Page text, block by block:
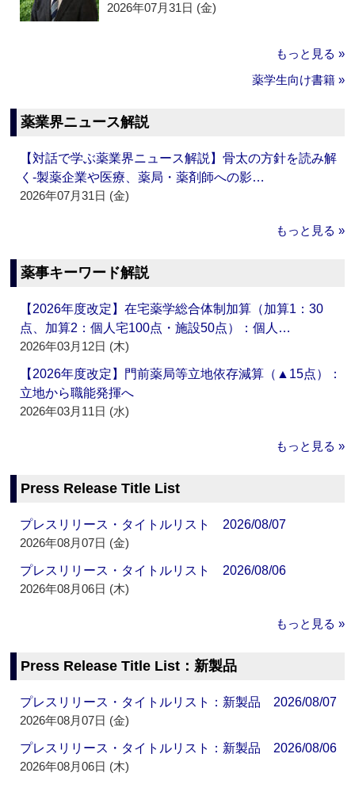
2026年07月31日 (金)
もっと見る »
薬学生向け書籍 »
薬業界ニュース解説
【対話で学ぶ薬業界ニュース解説】骨太の方針を読み解
く‐製薬企業や医療、薬局・薬剤師への影…
2026年07月31日 (金)
もっと見る »
薬事キーワード解説
【2026年度改定】在宅薬学総合体制加算（加算1：30
点、加算2：個人宅100点・施設50点）：個人…
2026年03月12日 (木)
【2026年度改定】門前薬局等立地依存減算（▲15点）：
立地から職能発揮へ
2026年03月11日 (水)
もっと見る »
Press Release Title List
プレスリリース・タイトルリスト 2026/08/07
2026年08月07日 (金)
プレスリリース・タイトルリスト 2026/08/06
2026年08月06日 (木)
もっと見る »
Press Release Title List：新製品
プレスリリース・タイトルリスト：新製品 2026/08/07
2026年08月07日 (金)
プレスリリース・タイトルリスト：新製品 2026/08/06
2026年08月06日 (木)